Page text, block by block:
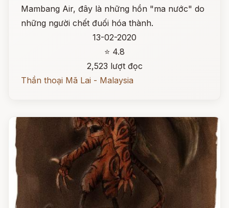
Mambang Air, đây là những hồn "ma nước" do
những người chết đuối hóa thành.
13-02-2020
⭐ 4.8
2,523 lượt đọc
Thần thoại Mã Lai - Malaysia